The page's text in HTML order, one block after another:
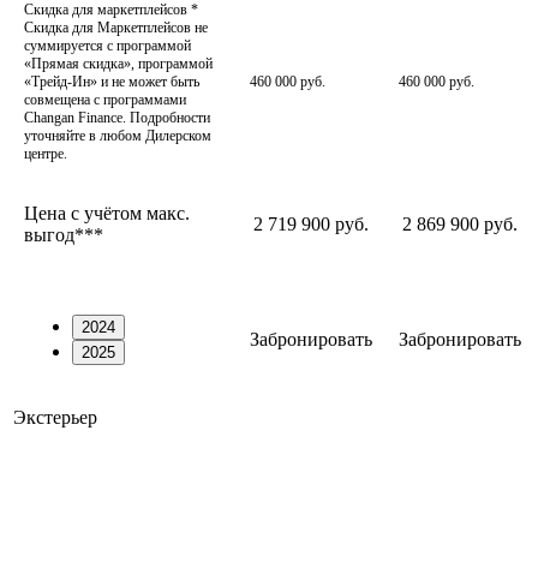
Скидка для маркетплейсов *
Скидка для Маркетплейсов не
суммируется с программой
«Прямая скидка», программой
«Трейд-Ин» и не может быть
совмещена с программами
Changan Finance. Подробности
уточняйте в любом Дилерском
центре.
460 000 руб. 460 000 руб.
Цена с учётом макс.
выгод***
2 719 900 руб. 2 869 900 руб.
2024
2025
Забронировать Забронировать
Экстерьер